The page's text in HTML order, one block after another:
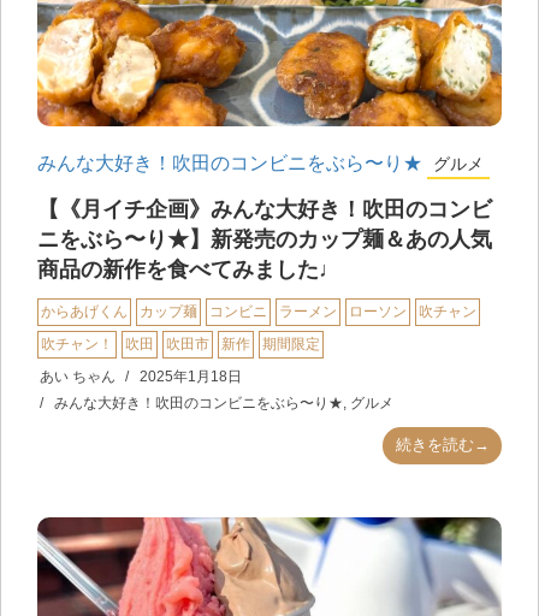
みんな大好き！吹田のコンビニをぶら〜り★ グルメ
【《月イチ企画》みんな大好き！吹田のコンビ
ニをぶら〜り★】新発売のカップ麺＆あの人気
商品の新作を食べてみました♩
からあげくん カップ麺 コンビニ ラーメン ローソン
吹チャン
吹チャン！
吹田 吹田市 新作
期間限定
あい ちゃん
2025年1月18日
みんな大好き！吹田のコンビニをぶら〜り★ グルメ
続きを読む→